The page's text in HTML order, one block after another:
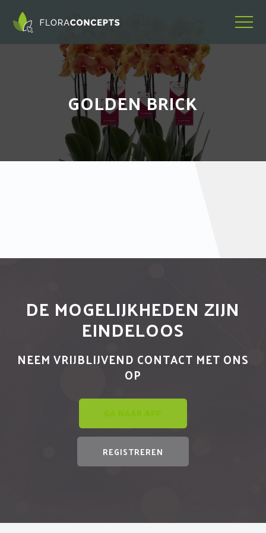
GOLDEN BRICK
DE MOGELIJKHEDEN ZIJN
EINDELOOS
NEEM VRIJBLIJVEND CONTACT MET ONS
OP
GA NAAR APP
REGISTREREN